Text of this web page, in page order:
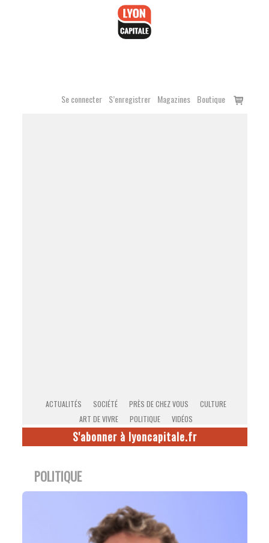
Se connecter S’enregistrer Magazines Boutique
Voir
ACTUALITÉS SOCIÉTÉ PRÈS DE CHEZ VOUS
CULTURE
ART DE VIVRE
POLITIQUE VIDÉOS
S'abonner à lyoncapitale.fr
POLITIQUE